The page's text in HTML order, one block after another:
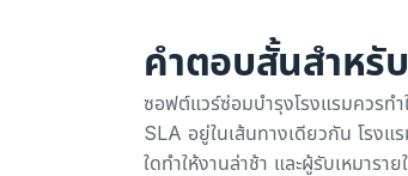
คำตอบสั้นสำหรั
ซอฟต์แวร์ซ่อมบำรุงโรงแรมควรท
SLA อยู่ในเส้นทางเดียวกัน โรงแ
ใดทำให้งานล่าช้า และผู้รับเหมารา